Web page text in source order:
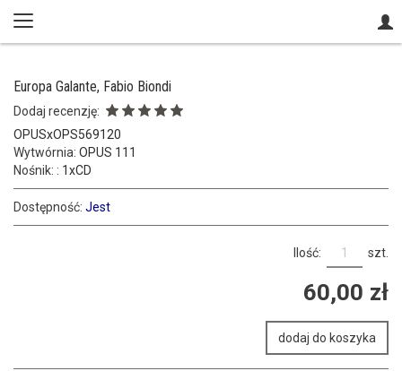
Europa Galante, Fabio Biondi
Dodaj recenzję:
OPUSxOPS569120
Wytwórnia: OPUS 111
Nośnik: : 1xCD
Dostępność: Jest
Ilość: szt.
60,00 zł
dodaj do koszyka